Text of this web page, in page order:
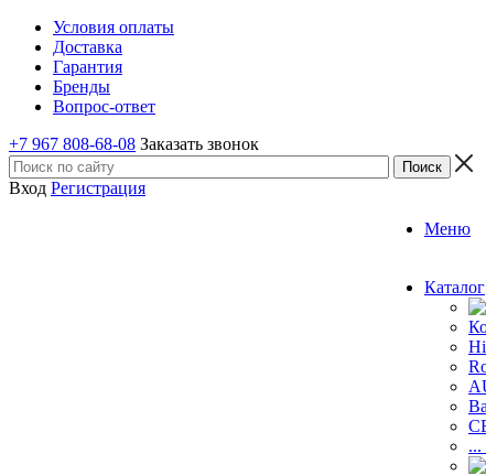
Условия оплаты
Доставка
Гарантия
Бренды
Вопрос-ответ
+7 967 808-68-08 Заказать звонок
Вход Регистрация
Меню
Каталог
...